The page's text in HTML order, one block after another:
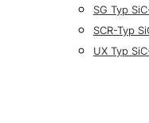
SG Typ
SCR-Typ
UX Typ